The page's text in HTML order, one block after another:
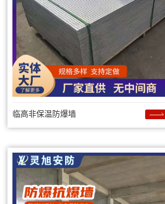
临高非保温防爆墙